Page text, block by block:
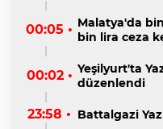
00:05 • Malatya'da
bin lira ceza
00:02 • Yeşilyurt'ta
düzenlendi
23:58 • Battalgazi